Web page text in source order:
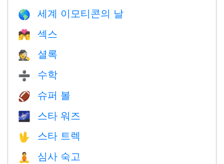
🌎 세계 이모티콘의 날
💏 섹스
🕵️ 셜록
➗ 수학
🏈 슈퍼 볼
🌌 스타 워즈
🖖 스타 트렉
🧘 심사 숙고